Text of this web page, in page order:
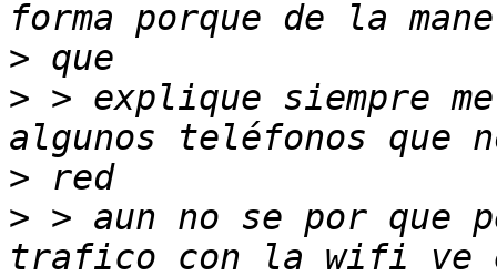
>
> > explique siempre
>
> > aun no se por que